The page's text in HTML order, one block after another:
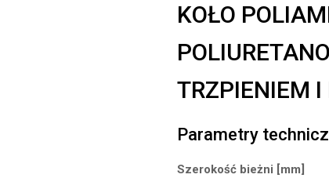
KOŁO
TRZPIENIEM
Parametry
Szerokość bieżni [mm]